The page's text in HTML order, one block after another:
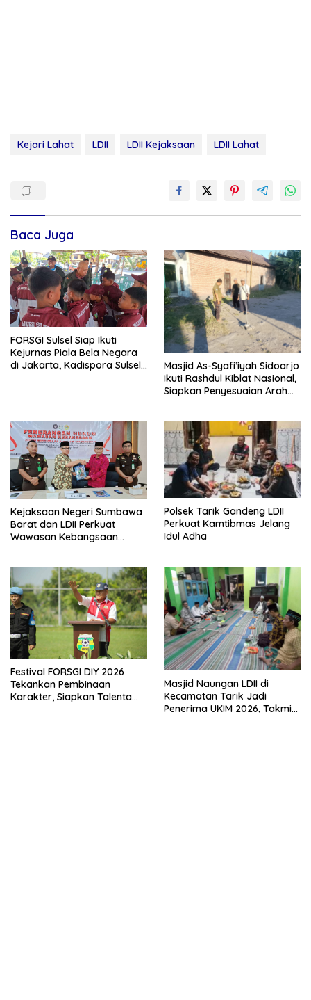
Kejari Lahat LDII LDII Kejaksaan LDII Lahat
Baca Juga
FORSGI Sulsel Siap Ikuti
Kejurnas Piala Bela Negara
di Jakarta, Kadispora Sulsel
Masjid As-Syafi’iyah Sidoarjo
Ikuti Rashdul Kiblat Nasional,
Siapkan Penyesuaian Arah
Kejaksaan Negeri Sumbawa
Barat dan LDII Perkuat
Wawasan Kebangsaan
Polsek Tarik Gandeng LDII
Perkuat Kamtibmas Jelang
Idul Adha
Festival FORSGI DIY 2026
Tekankan Pembinaan
Karakter, Siapkan Talenta
Masjid Naungan LDII di
Kecamatan Tarik Jadi
Penerima UKIM 2026, Takmir